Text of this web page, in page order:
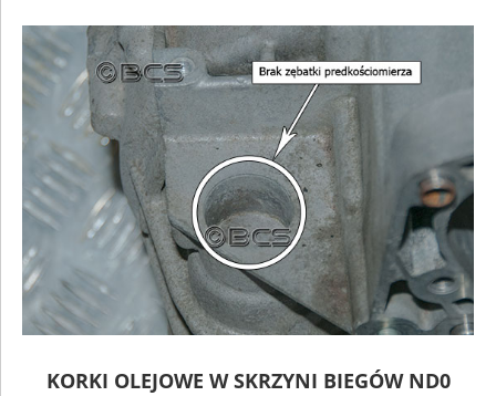
KORKI OLEJOWE W SKRZYNI BIEGÓW ND0